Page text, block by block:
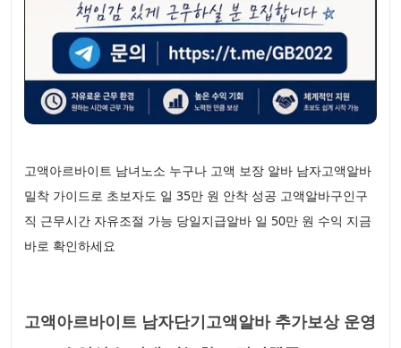
고액아르바이트 남녀노소 누구나 고액 보장 알바 남자고액알바
밀착 가이드로 초보자도 일 35만 원 안착 성공 고액알바구인구
직 근무시간 자유조절 가능 당일지급알바 일 50만 원 수익 지금
바로 확인하세요
고액아르바이트 남자단기고액알바 추가보상 운영